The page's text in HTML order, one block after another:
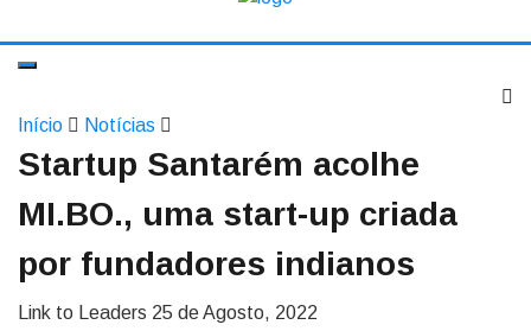
Início Notícias
Startup Santarém acolhe
MI.BO., uma start-up criada
por fundadores indianos
Link to Leaders 25 de Agosto, 2022